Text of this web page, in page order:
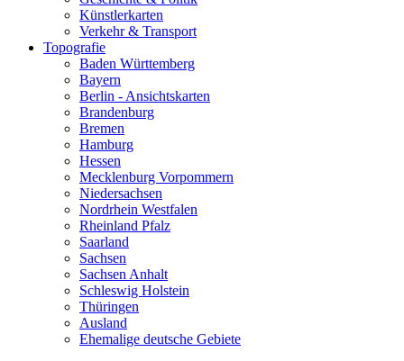
Künstlerkarten
Verkehr & Transport
Topografie
Baden Württemberg
Bayern
Berlin - Ansichtskarten
Brandenburg
Bremen
Hamburg
Hessen
Mecklenburg Vorpommern
Niedersachsen
Nordrhein Westfalen
Rheinland Pfalz
Saarland
Sachsen
Sachsen Anhalt
Schleswig Holstein
Thüringen
Ausland
Ehemalige deutsche Gebiete